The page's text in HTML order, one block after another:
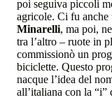
poi seguiva piccoli
agricole. Ci fu anche
Minarelli, ma poi,
tra l’altro – ruote in
commissionò un
biciclette. Questo
nacque l’idea del
all’italiana con la